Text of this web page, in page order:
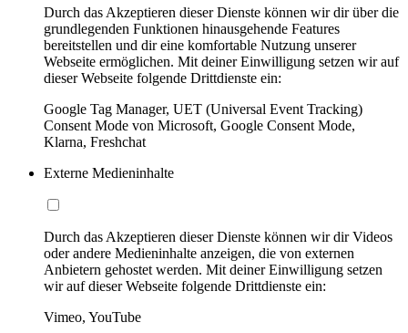
Durch das Akzeptieren dieser Dienste können wir dir über die
grundlegenden Funktionen hinausgehende Features
bereitstellen und dir eine komfortable Nutzung unserer
Webseite ermöglichen. Mit deiner Einwilligung setzen wir auf
dieser Webseite folgende Drittdienste ein:
Google Tag Manager, UET (Universal Event Tracking)
Consent Mode von Microsoft, Google Consent Mode,
Klarna, Freshchat
Externe Medieninhalte
Durch das Akzeptieren dieser Dienste können wir dir Videos
oder andere Medieninhalte anzeigen, die von externen
Anbietern gehostet werden. Mit deiner Einwilligung setzen
wir auf dieser Webseite folgende Drittdienste ein:
Vimeo, YouTube